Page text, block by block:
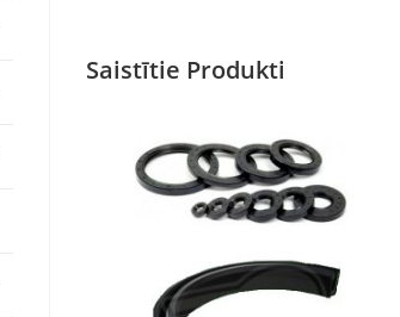
Saistītie Produkti